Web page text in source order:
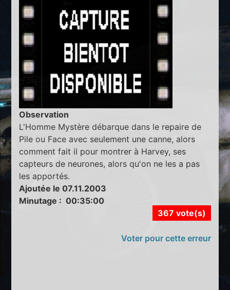
Observation
L'Homme Mystère débarque dans le repaire de
Pile ou Face avec seulement une canne, alors
comment fait il pour montrer à Harvey, ses
capteurs de neurones, alors qu'on ne les a pas
les apportés.
Ajoutée le 07.11.2003
Minutage : 00:35:00
367 vote(s)
Voter pour cette erreur